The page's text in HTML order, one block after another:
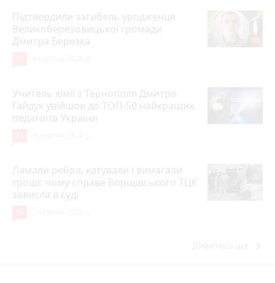
Підтвердили загибель уродженця
Великоберезовицької громади
Дмитра Березка
Учитель хімії з Тернополя Дмитро
Гайдук увійшов до ТОП-50 найкращих
педагогів України
Ламали ребра, катували і вимагали
гроші: чому справа Борщівського ТЦК
зависла в суді